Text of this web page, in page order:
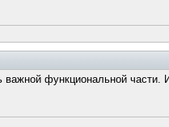
функциональной части.